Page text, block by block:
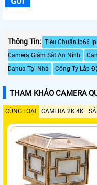
Thông Tin: Tiêu Chuẩn Ip66
Camera Giám Sát An Ninh
Dahua Tại Nhà
Công Ty Lắp
THAM KHẢO CAMERA
CÙNG LOẠI CAMERA 2K 4K